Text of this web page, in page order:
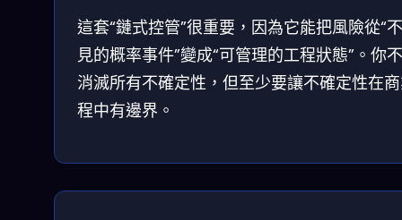
這套“鏈式控管”很重要，因為它能把風險從“
見的概率事件”變成“可管理的工程狀態”。你
消滅所有不確定性，但至少要讓不確定性在
程中有邊界。